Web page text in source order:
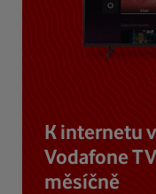
K internetu
Vodafone
měsíčně